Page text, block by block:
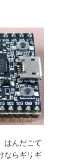
はんだごて
ならギリギ